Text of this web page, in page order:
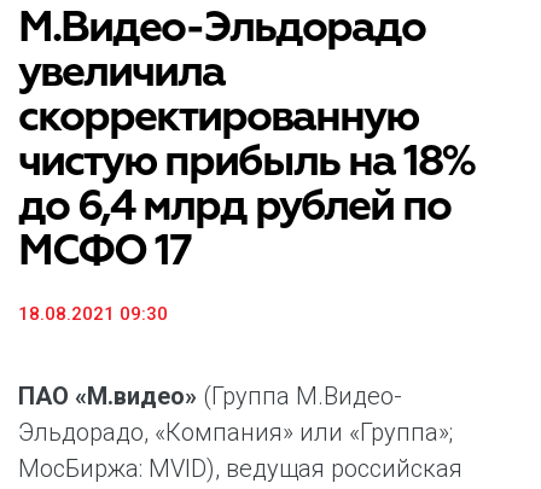
М.Видео-Эльдорадо
увеличила
скорректированную
чистую прибыль на 18%
до 6,4 млрд рублей по
МСФО 17
18.08.2021 09:30
ПАО «М.видео» (Группа М.Видео-
Эльдорадо, «Компания» или «Группа»;
МосБиржа: MVID), ведущая российская